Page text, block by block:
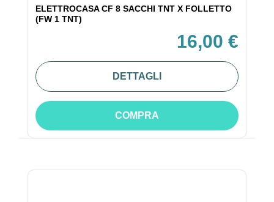
ELETTROCASA CF 8 SACCHI TNT X FOLLETTO
(FW 1 TNT)
16,00 €
DETTAGLI
COMPRA